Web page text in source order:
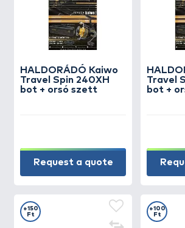
HALDORÁDÓ Kaiwo
Travel Spin 240XH
bot + orsó szett
Request a quote
Travel
bot +
+150
Ft
+100
Ft